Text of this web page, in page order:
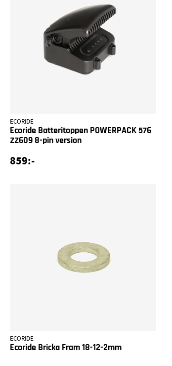
ECORIDE
Ecoride Batteritoppen POWERPACK 576
ZZ609 8-pin version
859:-
ECORIDE
Ecoride Bricka Fram 18-12-2mm